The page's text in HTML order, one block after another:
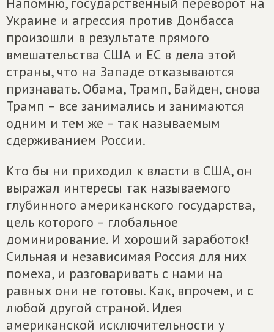
Украине и агрессия против Донбасса
произошли в результате прямого
вмешательства США и ЕС в дела этой
страны, что на Западе отказываются
признавать. Обама, Трамп, Байден, снова
Трамп – все занимались и занимаются
одним и тем же – так называемым
сдерживанием России.
Кто бы ни приходил к власти в США, он
выражал интересы так называемого
глубинного американского государства,
цель которого – глобальное
доминирование. И хороший заработок!
Сильная и независимая Россия для них
помеха, и разговаривать с нами на
равных они не готовы. Как, впрочем, и с
любой другой страной. Идея
американской исключительности у